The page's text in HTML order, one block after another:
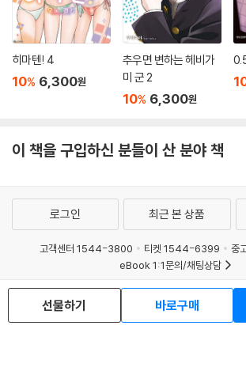
히마텐! 4
10% 6,300원
추우면 변하는 헤비가
미 군 2
10% 6,300원
이 책을 구입하신 분들이 산 분야 책
선물하기 바로구매
로그인 최근 본 상품
고객센터 1544-3800 티켓 1544-6399
중
eBook 1:1문의/채팅상담
예스이십사(주) 사업자 정보
이용약관
개인정보처리방침
청소년